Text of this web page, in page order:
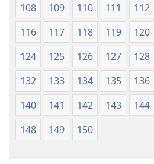
108
109 110 111 112
116
117 118 119 120
124
125 126 127 128
132
133 134 135 136
140
141 142 143 144
148
149 150